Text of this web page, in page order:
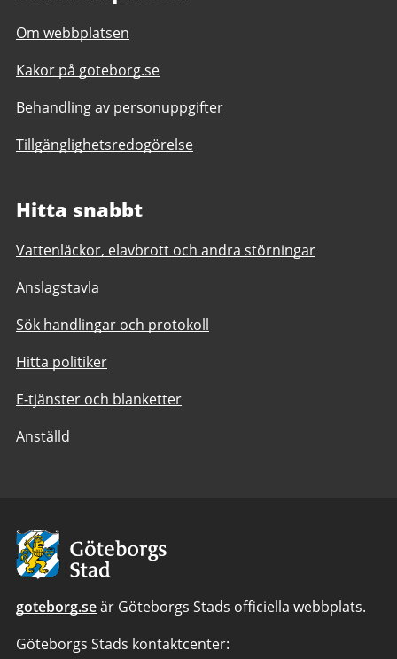
Om webbplatsen
Kakor på goteborg.se
Behandling av personuppgifter
Tillgänglighetsredogörelse
Hitta snabbt
Vattenläckor, elavbrott och andra störningar
Anslagstavla
Sök handlingar och protokoll
Hitta politiker
E-tjänster och blanketter
Anställd
Avsändare:
Göteborgs
Stad
goteborg.seär Göteborgs Stads officiella webbplats.
Göteborgs Stads kontaktcenter: